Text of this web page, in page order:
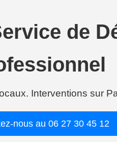
de
Interventions sur
nous au 06 27 30 45 12